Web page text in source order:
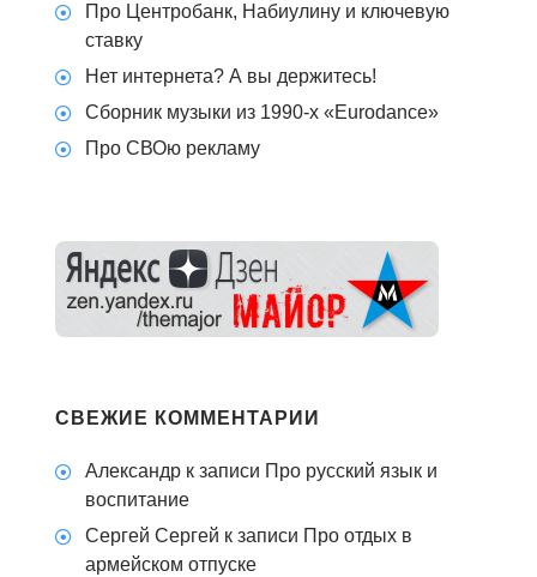
Про Центробанк, Набиулину и ключевую
ставку
Нет интернета? А вы держитесь!
Сборник музыки из 1990-х «Eurodance»
Про СВОю рекламу
СВЕЖИЕ КОММЕНТАРИИ
Александр к записи Про русский язык и
воспитание
Сергей Сергей к записи Про отдых в
армейском отпуске